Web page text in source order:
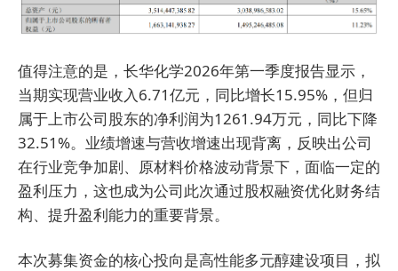
值得注意的是，长华化学2026年第一季度报告显示，
当期实现营业收入6.71亿元，同比增长15.95%，但归
属于上市公司股东的净利润为1261.94万元，同比下降
32.51%。业绩增速与营收增速出现背离，反映出公司
在行业竞争加剧、原材料价格波动背景下，面临一定的
盈利压力，这也成为公司此次通过股权融资优化财务结
构、提升盈利能力的重要背景。
本次募集资金的核心投向是高性能多元醇建设项目，拟